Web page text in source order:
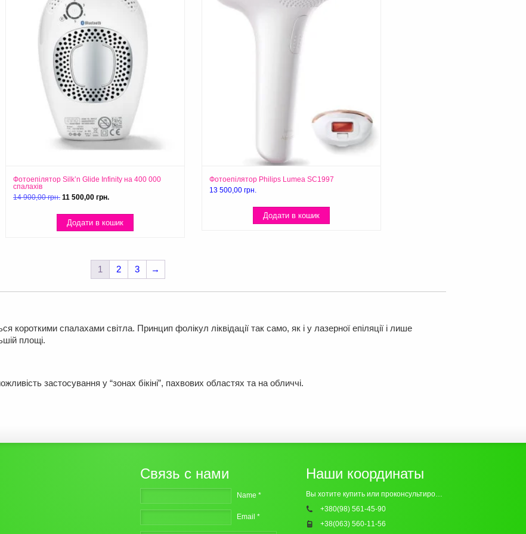
Фотоепілятор Silk’n Glide Infinity на 400 000
спалахів
14 900,00грн. Оригінальна
11 500,00 грн.
Додати в кошик
Фотоепілятор Philips Lumea SC1997
13 500,00 грн.
Додати в кошик
1 2 3 →
короткими спалахами світла. Принцип фолікул ліквідації так само, як і у лазерної епіляції і лише
площі.
застосування у “зонах бікіні”, пахвових областях та на обличчі.
Связь с нами
Name *
Email *
Наши координаты
Вы хотите купить или проконсультироваться? Обращайтесь к нам:
+380(98) 561-45-90
+38(063) 560-11-56